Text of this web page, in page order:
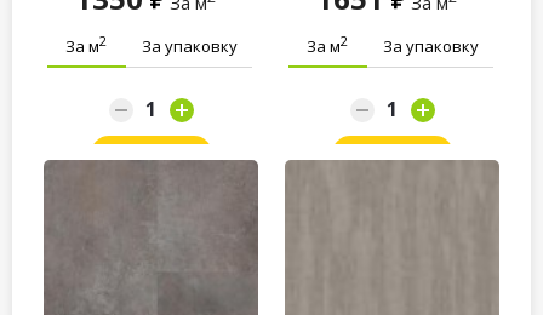
За м2 За упаковку За м2 За упаковку